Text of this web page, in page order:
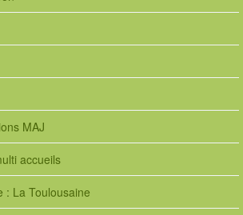
MAJ
accueils
: La Toulousaine